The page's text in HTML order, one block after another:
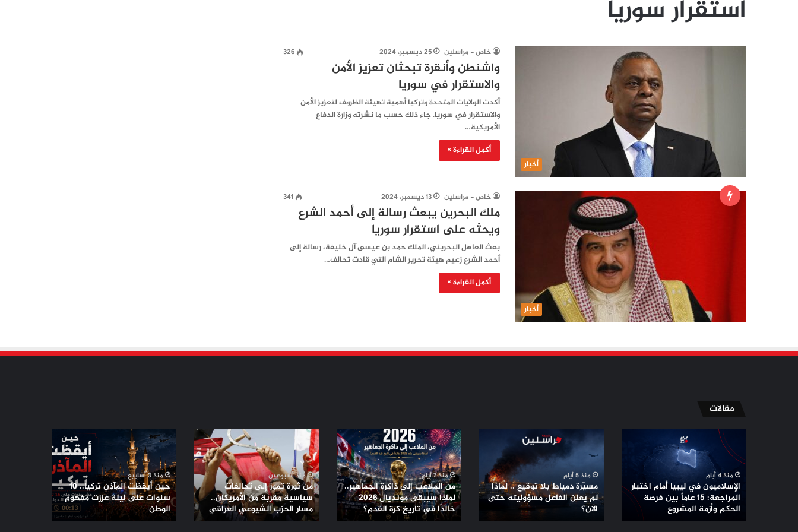
استقرار سوريا
أخبار
خاص - مراسلين 25 ديسمبر، 2024 326
واشنطن وأنقرة تبحثان تعزيز الأمن
والاستقرار في سوريا
أكدت الولايات المتحدة وتركيا أهمية تهيئة الظروف لتعزيز الأمن
والاستقرار في سوريا. جاء ذلك حسب ما نشرته وزارة الدفاع
الأمريكية…
أكمل القراءة »
أخبار
خاص - مراسلين 13 ديسمبر، 2024 341
ملك البحرين يبعث رسالة إلى أحمد الشرع
ويحثه على استقرار سوريا
بعث العاهل البحريني، الملك حمد بن عيسى آل خليفة، رسالة إلى
أحمد الشرع زعيم هيئة تحرير الشام التي قادت تحالف…
أكمل القراءة »
مقالات
الإسلاميون
ليبيا
أمام
اختبار
المراجعة:
عاماً
منذ 4 أيام
الإسلاميون في ليبيا أمام اختبار
المراجعة: 15 عاماً بين فرصة
الحكم وأزمة المشروع
مسيّرة
دمياط
بلا
توقيع
لماذا
لم
يعلن
منذ 5 أيام
مسيّرة دمياط بلا توقيع .. لماذا
لم يعلن الفاعل مسؤوليته حتى
الآن؟
من
الملاعب
إلى
ذاكرة
الجماهير..
لماذا
سيبقى
مونديال
منذ 7 أيام
من الملاعب إلى ذاكرة الجماهير..
لماذا سيبقى مونديال 2026
خالدًا في تاريخ كرة القدم؟
من
ثورة
تموز
إلى
تحالفات
سياسية
مقربة
من
منذ أسبوعين
من ثورة تموز إلى تحالفات
سياسية مقربة من الأمريكان..
مسار الحزب الشيوعي العراقي
حين
أيقظت
المآذن
تركيا..
10
سنوات
على
ليلة
منذ 3 أسابيع
حين أيقظت المآذن تركيا.. 10
سنوات على ليلة عززت مفهوم
الوطن